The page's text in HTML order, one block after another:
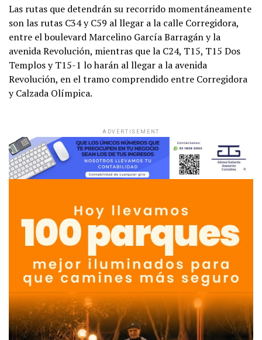
Las rutas que detendrán su recorrido momentáneamente
son las rutas C34 y C59 al llegar a la calle Corregidora,
entre el boulevard Marcelino García Barragán y la
avenida Revolución, mientras que la C24, T15, T15 Dos
Templos y T15-1 lo harán al llegar a la avenida
Revolución, en el tramo comprendido entre Corregidora
y Calzada Olímpica.
ADVERTISEMENT